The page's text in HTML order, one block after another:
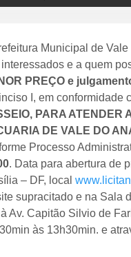
Municipal de
e a quem
PREÇO e
I, em conformidade
PARA ATENDER
DE VALE DO
Processo
. Data para abertura de
– DF, local
supracitado e na Sala
Av. Capitão Silvio de
às 13h30min. e